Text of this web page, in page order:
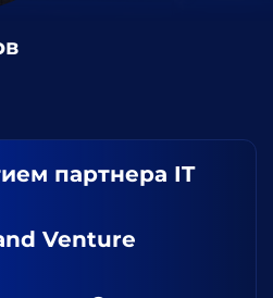
партнера IT
Venture